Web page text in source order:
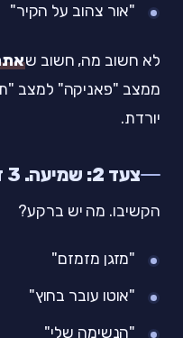
"אור צהוב על הקיר"
לא חשוב מה, חשוב ש
ממצב "פאניקה" למצב
יורדת.
צעד 2: שמיעה. 3 דברים שאתם שומעים
הקשיבו. מה יש ברקע?
"מזגן מזמזם"
"אוטו עובר בחוץ"
"הנשימה שלי"